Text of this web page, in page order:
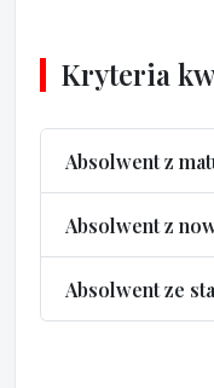
Kryteria
Absolwent z
Absolwent z
Absolwent ze